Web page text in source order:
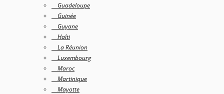
Guadeloupe
Guinée
Guyane
Haîti
La Réunion
Luxembourg
Maroc
Martinique
Mayotte